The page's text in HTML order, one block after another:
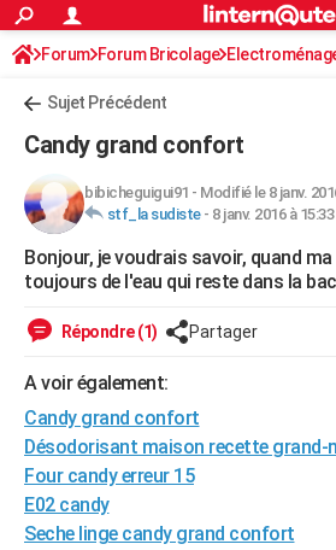
ACTUALITÉS
Politique
Société
Faits Divers
Education
Monde
Villes
+
Retraite
Impôts
Epargne
Immobilier
Risques naturels par ville
Banque
Assurance
Crédit
AUTO
Essais
Réserver un essai
Citadines
Berlines
SUV
Forum auto
+HIGH-TECH
Mobiles
Meilleur smartphone
Internet
Ordinateurs
Jeux vidéo
Guide high-tech
BRICOLAGE
WEEK-END
Guides de France
Escapades
Patrimoine
Expositions
Musées
Week-end nature
+LIFESTYLE
Art de vivre
Bien-être
Loisirs
ModeModes de vie
SANTE
Alimentation
Guide de la santé
Maladies
Médicaments
Sommeil
S'inscrire
Connexion
Forum Forum Bricolage
Sujet Précédent
Candy grand confort
bibicheguigui91 - Modifié le 8 janv.
stf_la sudiste- 8 janv. 2016 à 15:33
Bonjour, je voudrais savoir, quand
toujours de l'eau qui reste dans la
Répondre (1) Partager
A voir également:
Candy grand confort
Désodorisant maison recette grand-
Four candy erreur 15
E02 candy
Seche linge candy grand confort